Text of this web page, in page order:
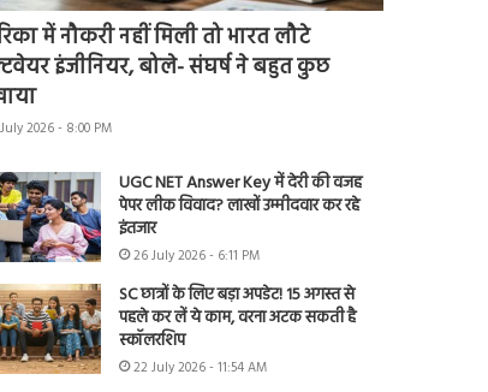
में नौकरी नहीं मिली तो भारत लौटे
इंजीनियर, बोले- संघर्ष ने बहुत कुछ
2026 - 8:00 PM
UGC NET Answer Key में देरी की वजह
पेपर लीक विवाद? लाखों उम्मीदवार कर रहे
इंतजार
26 July 2026 - 6:11 PM
SC छात्रों के लिए बड़ा अपडेट! 15 अगस्त से
पहले कर लें ये काम, वरना अटक सकती है
स्कॉलरशिप
22 July 2026 - 11:54 AM